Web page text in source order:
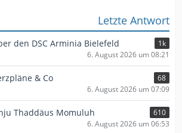
Letzte Antwort
den DSC Arminia Bielefeld
1k
6. August 2026 um 08:21
& Co
68
6. August 2026 um 07:09
Thaddäus Momuluh
610
6. August 2026 um 06:53